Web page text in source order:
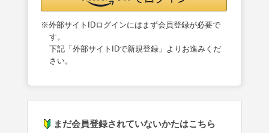
※外部サイトIDログインにはまず会員登録が必要で
す。
下記「外部サイトIDで新規登録」よりお進みくだ
さい。
まだ会員登録されていないかたはこちら